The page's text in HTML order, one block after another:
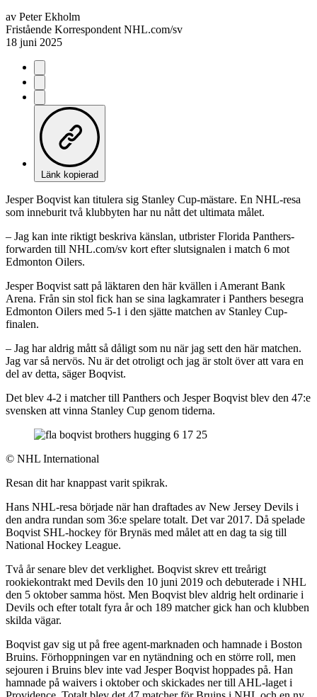
av Peter Ekholm
Fristående Korrespondent NHL.com/sv
18 juni 2025
Länk kopierad
Jesper Boqvist kan titulera sig Stanley Cup-mästare. En NHL-resa
som inneburit två klubbyten har nu nått det ultimata målet.
– Jag kan inte riktigt beskriva känslan, utbrister Florida Panthers-
forwarden till NHL.com/sv kort efter slutsignalen i match 6 mot
Edmonton Oilers.
Jesper Boqvist satt på läktaren den här kvällen i Amerant Bank
Arena. Från sin stol fick han se sina lagkamrater i Panthers besegra
Edmonton Oilers med 5-1 i den sjätte matchen av Stanley Cup-
finalen.
– Jag har aldrig mått så dåligt som nu när jag sett den här matchen.
Jag var så nervös. Nu är det otroligt och jag är stolt över att vara en
del av detta, säger Boqvist.
Det blev 4-2 i matcher till Panthers och Jesper Boqvist blev den 47:e
svensken att vinna Stanley Cup genom tiderna.
© NHL International
Resan dit har knappast varit spikrak.
Hans NHL-resa började när han draftades av New Jersey Devils i
den andra rundan som 36:e spelare totalt. Det var 2017. Då spelade
Boqvist SHL-hockey för Brynäs med målet att en dag ta sig till
National Hockey League.
Två år senare blev det verklighet. Boqvist skrev ett treårigt
rookiekontrakt med Devils den 10 juni 2019 och debuterade i NHL
den 5 oktober samma höst. Men Boqvist blev aldrig helt ordinarie i
Devils och efter totalt fyra år och 189 matcher gick han och klubben
skilda vägar.
Boqvist gav sig ut på free agent-marknaden och hamnade i Boston
Bruins. Förhoppningen var en nytändning och en större roll, men
sejouren i Bruins blev inte vad Jesper Boqvist hoppades på. Han
hamnade på waivers i oktober och skickades ner till AHL-laget i